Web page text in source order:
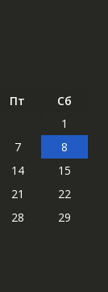
Пт
Сб
1
7
8
14
15
21
22
28
29